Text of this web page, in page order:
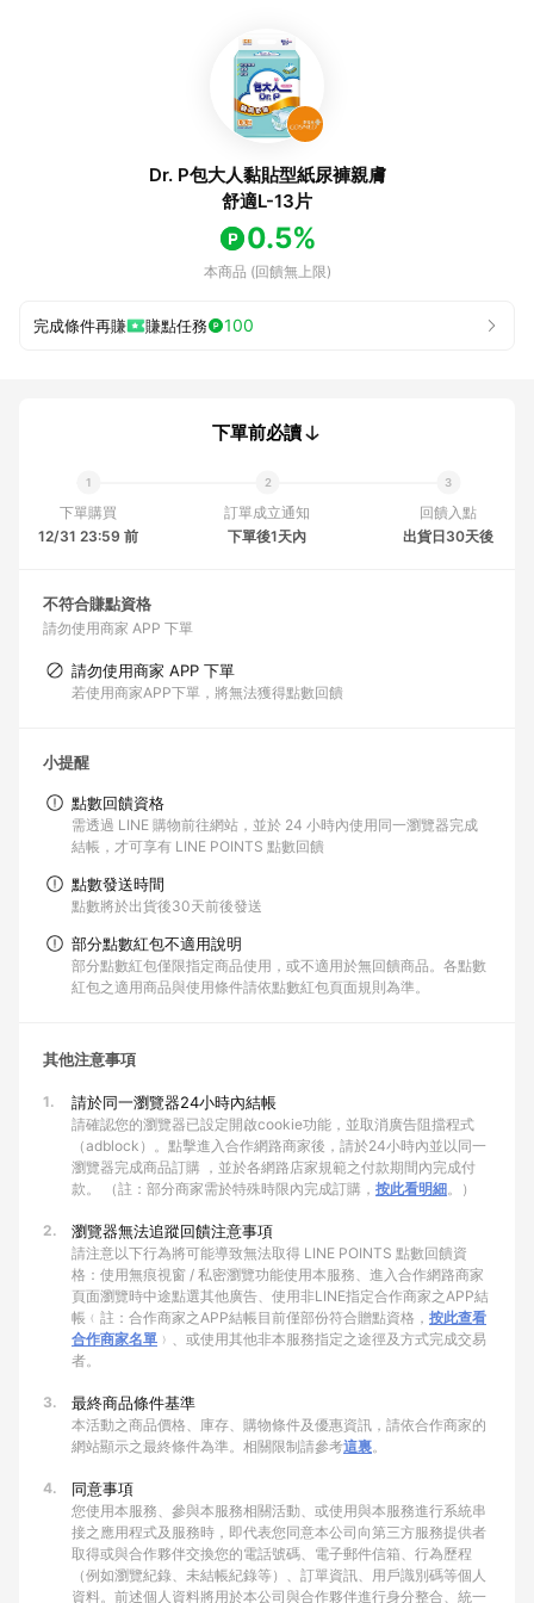
Dr. P包大人黏貼型紙尿褲親膚
舒適L-13片
0.5%
本商品 (回饋無上限)
完成條件再賺 賺點任務 100
下單前必讀
下單購買
12/31 23:59 前
訂單成立通知
下單後1天內
回饋入點
出貨日30天後
不符合賺點資格
請勿使用商家 APP 下單
請勿使用商家 APP 下單
若使用商家APP下單，將無法獲得點數回饋
小提醒
點數回饋資格
需透過 LINE 購物前往網站，並於 24 小時內使用同一瀏覽器完成
結帳，才可享有 LINE POINTS 點數回饋
點數發送時間
點數將於出貨後30天前後發送
部分點數紅包不適用說明
部分點數紅包僅限指定商品使用，或不適用於無回饋商品。各點數
紅包之適用商品與使用條件請依點數紅包頁面規則為準。
其他注意事項
1. 請於同一瀏覽器24小時內結帳
請確認您的瀏覽器已設定開啟cookie功能，並取消廣告阻擋程式
（adblock）。點擊進入合作網路商家後，請於24小時內並以同一
瀏覽器完成商品訂購 ，並於各網路店家規範之付款期間內完成付
款。 （註：部分商家需於特殊時限內完成訂購， 按此看明細。）
2. 瀏覽器無法追蹤回饋注意事項
請注意以下行為將可能導致無法取得 LINE POINTS 點數回饋資
格：使用無痕視窗 / 私密瀏覽功能使用本服務、進入合作網路商家
頁面瀏覽時中途點選其他廣告、使用非LINE指定合作商家之APP結
帳﹙註：合作商家之APP結帳目前僅部份符合贈點資格， 按此查看
合作商家名單 ﹚、或使用其他非本服務指定之途徑及方式完成交易
者。
3. 最終商品條件基準
本活動之商品價格、庫存、購物條件及優惠資訊，請依合作商家的
網站顯示之最終條件為準。相關限制請參考這裏。
4. 同意事項
您使用本服務、參與本服務相關活動、或使用與本服務進行系統串
接之應用程式及服務時，即代表您同意本公司向第三方服務提供者
取得或與合作夥伴交換您的電話號碼、電子郵件信箱、行為歷程
（例如瀏覽紀錄、未結帳紀錄等）、訂單資訊、用戶識別碼等個人
資料。前述個人資料將用於本公司與合作夥伴進行身分整合、統一